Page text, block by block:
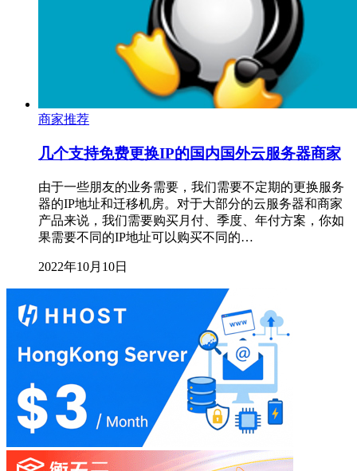
商家推荐
几个支持免费更换IP的国内国外云服务器商家
由于一些朋友的业务需要，我们需要不定期的更换服务
器的IP地址和迁移机房。对于大部分的云服务器和商家
产品来说，我们需要购买月付、季度、年付方案，你如
果需要不同的IP地址可以购买不同的…
2022年10月10日